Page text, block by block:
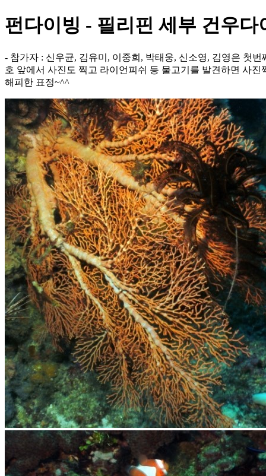
펀다이빙 - 필리핀 세부 건우
- 참가자 : 신우균, 김유미, 이중희, 박태웅, 신소영, 김영은 첫
호 앞에서 사진도 찍고 라이언피쉬 등 물고기를 발견하면 사
해피한 표정~^^